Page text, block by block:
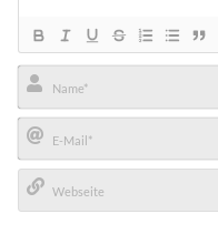
Name*
E-
Mail*